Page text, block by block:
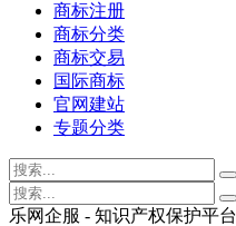
商标注册
商标分类
商标交易
国际商标
官网建站
专题分类
乐网企服 - 知识产权保护平台